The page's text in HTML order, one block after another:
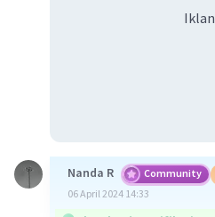
Iklan
Nanda R Community
06 April 2024 14:33